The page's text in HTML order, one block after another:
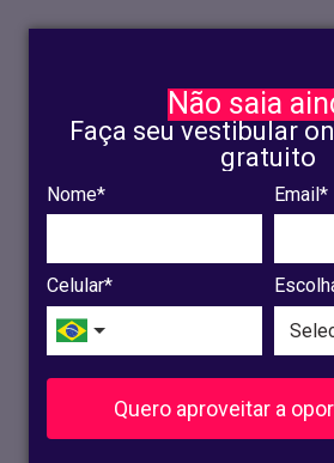
Não saia
Faça seu vestibular
gratuito
Nome* Email*
Celular*
Quero aproveitar a
INSCRIÇÃO
OLINDA
RECIFE
VESTIBULAR
CURSOS